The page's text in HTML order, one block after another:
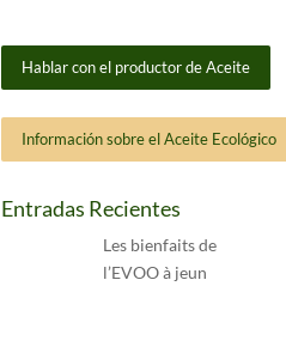
Hablar con el productor de Aceite
Información sobre el Aceite Ecológico
Entradas Recientes
Les bienfaits de
l’EVOO à jeun